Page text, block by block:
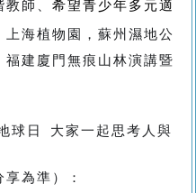
師、 希望青少年多元適
上海植物園，蘇州濕地公
福建廈門無痕山林演講暨
球日 大家一起思考人與
為準）：